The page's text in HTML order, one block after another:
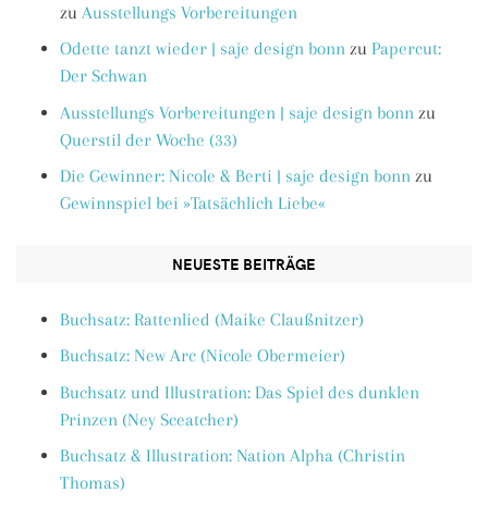
zu Ausstellungs Vorbereitungen
Odette tanzt wieder | saje design bonn zu Papercut:
Der Schwan
Ausstellungs Vorbereitungen | saje design bonn zu
Querstil der Woche (33)
Die Gewinner: Nicole & Berti | saje design bonn zu
Gewinnspiel bei »Tatsächlich Liebe«
NEUESTE BEITRÄGE
Buchsatz: Rattenlied (Maike Claußnitzer)
Buchsatz: New Arc (Nicole Obermeier)
Buchsatz und Illustration: Das Spiel des dunklen
Prinzen (Ney Sceatcher)
Buchsatz & Illustration: Nation Alpha (Christin
Thomas)